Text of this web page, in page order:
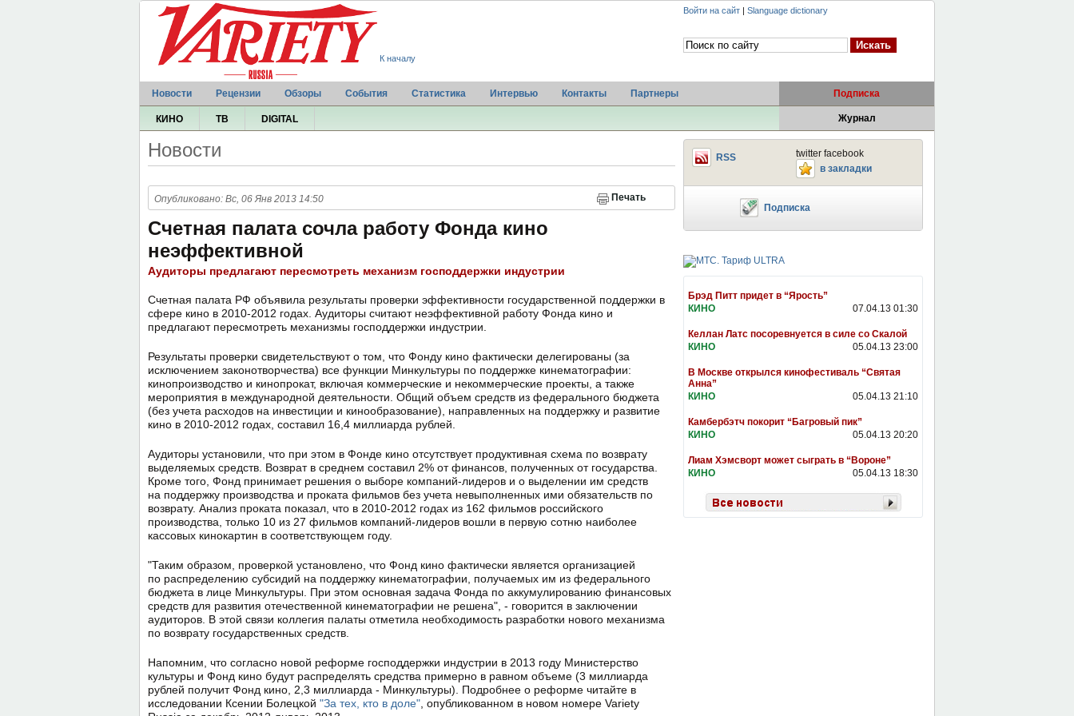
К началу
Войти на сайт | Slanguage dictionary
Новости Рецензии Обзоры События Статистика Интервью Контакты Партнеры Подписка
КИНО ТВ DIGITAL Журнал
Новости
Печать
Опубликовано: Вс, 06 Янв 2013 14:50
Счетная палата сочла работу Фонда кино
неэффективной
Аудиторы предлагают пересмотреть механизм господдержки индустрии
Счетная палата РФ объявила результаты проверки эффективности государственной поддержки в
сфере кино в 2010-2012 годах. Аудиторы считают неэффективной работу Фонда кино и
предлагают пересмотреть механизмы господдержки индустрии.
Результаты проверки свидетельствуют о том, что Фонду кино фактически делегированы (за
исключением законотворчества) все функции Минкультуры по поддержке кинематографии:
кинопроизводство и кинопрокат, включая коммерческие и некоммерческие проекты, а также
мероприятия в международной деятельности. Общий объем средств из федерального бюджета
(без учета расходов на инвестиции и кинообразование), направленных на поддержку и развитие
кино в 2010-2012 годах, составил 16,4 миллиарда рублей.
Аудиторы установили, что при этом в Фонде кино отсутствует продуктивная схема по возврату
выделяемых средств. Возврат в среднем составил 2% от финансов, полученных от государства.
Кроме того, Фонд принимает решения о выборе компаний-лидеров и о выделении им средств
на поддержку производства и проката фильмов без учета невыполненных ими обязательств по
возврату. Анализ проката показал, что в 2010-2012 годах из 162 фильмов российского
производства, только 10 из 27 фильмов компаний-лидеров вошли в первую сотню наиболее
кассовых кинокартин в соответствующем году.
"Таким образом, проверкой установлено, что Фонд кино фактически является организацией
по распределению субсидий на поддержку кинематографии, получаемых им из федерального
бюджета в лице Минкультуры. При этом основная задача Фонда по аккумулированию финансовых
средств для развития отечественной кинематографии не решена", - говорится в заключении
аудиторов. В этой связи коллегия палаты отметила необходимость разработки нового механизма
по возврату государственных средств.
Напомним, что согласно новой реформе господдержки индустрии в 2013 году Министерство
культуры и Фонд кино будут распределять средства примерно в равном объеме (3 миллиарда
рублей получит Фонд кино, 2,3 миллиарда - Минкультуры). Подробнее о реформе читайте в
исследовании Ксении Болецкой "За тех, кто в доле" , опубликованном в новом номере Variety
twitter facebook
RSS
в закладки
Подписка
Брэд Питт придет в “Ярость”
07.04.13 01:30
КИНО
Келлан Латс посоревнуется в силе со Скалой
05.04.13 23:00
КИНО
В Москве открылся кинофестиваль “Святая
Анна”
05.04.13 21:10
КИНО
Камбербэтч покорит “Багровый пик”
05.04.13 20:20
КИНО
Лиам Хэмсворт может сыграть в “Вороне”
05.04.13 18:30
КИНО